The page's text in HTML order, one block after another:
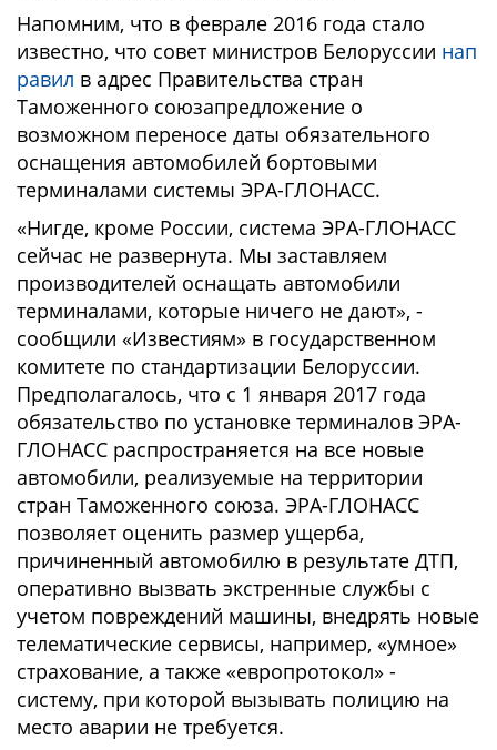
Напомним, что в феврале 2016 года стало
известно, что совет министров Белоруссии нап
равил в адрес Правительства стран
Таможенного союзапредложение о
возможном переносе даты обязательного
оснащения автомобилей бортовыми
терминалами системы ЭРА-ГЛОНАСС.
«Нигде, кроме России, система ЭРА-ГЛОНАСС
сейчас не развернута. Мы заставляем
производителей оснащать автомобили
терминалами, которые ничего не дают», -
сообщили «Известиям» в государственном
комитете по стандартизации Белоруссии.
Предполагалось, что с 1 января 2017 года
обязательство по установке терминалов ЭРА-
ГЛОНАСС распространяется на все новые
автомобили, реализуемые на территории
стран Таможенного союза. ЭРА-ГЛОНАСС
позволяет оценить размер ущерба,
причиненный автомобилю в результате ДТП,
оперативно вызвать экстренные службы с
учетом повреждений машины, внедрять новые
телематические сервисы, например, «умное»
страхование, а также «европротокол» -
систему, при которой вызывать полицию на
место аварии не требуется.